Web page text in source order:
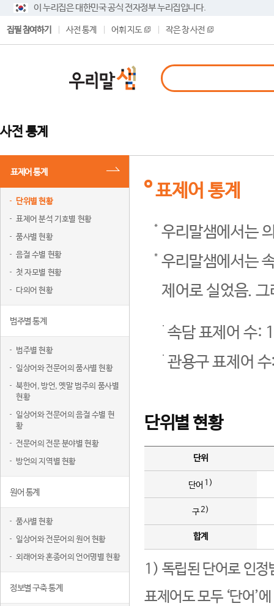
이 누리집은 대한민국 공식 전자정부 누리집입니다.
집필 참여하기 사전 통계 어휘 지도 작은 창 사전
사전 통계
표제어 통계
단위별 현황
표제어 분석 기호별 현황
품사별 현황
음절 수별 현황
첫 자모별 현황
다의어 현황
범주별 통계
범주별 현황
일상어와 전문어의 품사별 현황
북한어, 방언, 옛말 범주의 품사별
현황
일상어와 전문어의 음절 수별 현
황
전문어의 전문 분야별 현황
방언의 지역별 현황
원어 통계
품사별 현황
일상어와 전문어의 원어 현황
외래어와 혼종어의 언어명별 현황
정보별 구축 통계
표제어 통계
우리말샘에서는
우리말샘에서는
제어로 실었음.
속담 표제어 수:
관용구 표제어
단위별 현황
단위
단어 1)
구2)
합계
1) 독립된 단어로 인정
표제어도 모두 ‘단어’